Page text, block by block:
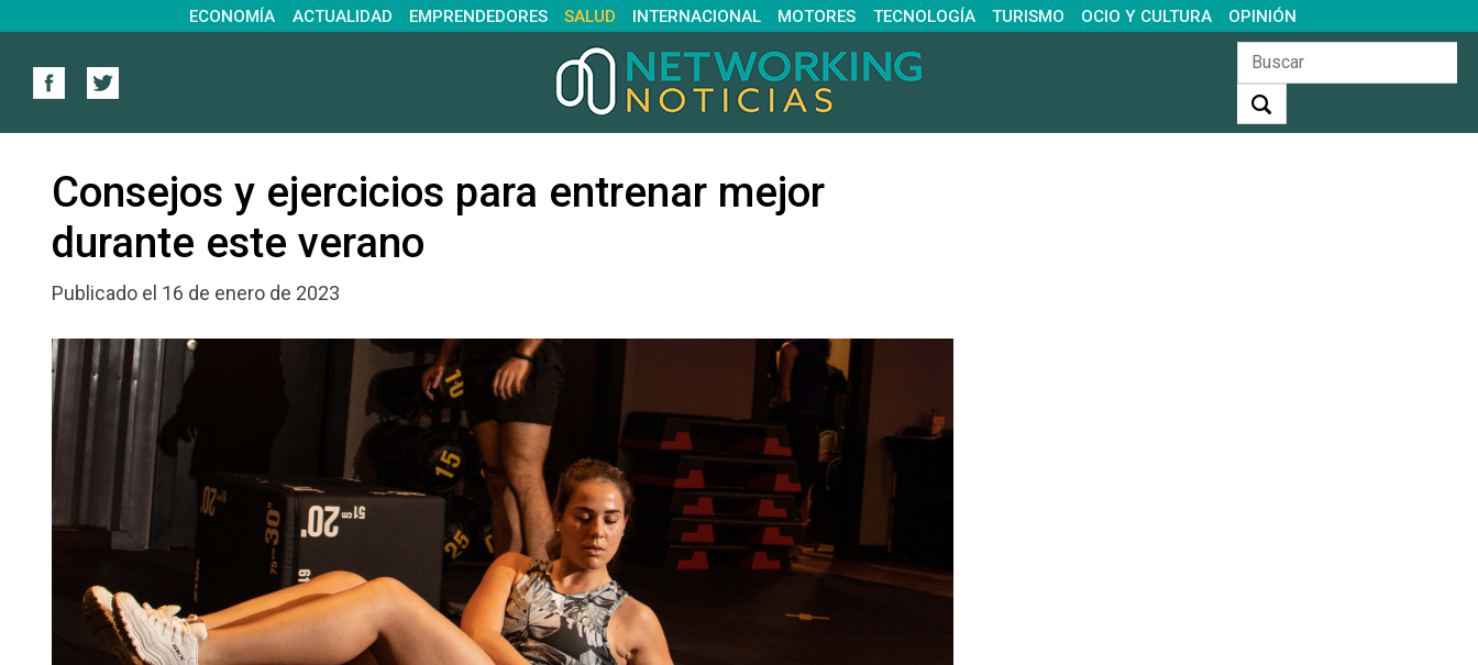
ECONOMÍA ACTUALIDAD EMPRENDEDORES SALUD INTERNACIONAL MOTORES TECNOLOGÍA TURISMO OCIO Y CULTURA OPINIÓN
Consejos y ejercicios para entrenar mejor
durante este verano
Publicado el 16 de enero de 2023